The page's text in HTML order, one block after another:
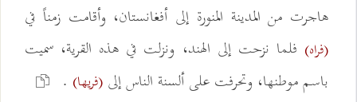
هاجرت من المدينة المنورة إلى أفغانستان، وأقامت زمناً في
(فراه) فلما نزحت إلى الهند، ونزلت في هذه القرية، سميت
باسم موطنها، وتحرفت على ألسنة الناس إلى(فريها) .